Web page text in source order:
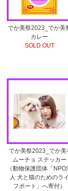
でか美祭2023_でか美
カレー
SOLD OUT
でか美祭2023_でか美
ムーチョ ステッカー
（動物保護団体「NPO
人 犬と猫のためのライ
フボート」へ寄付）